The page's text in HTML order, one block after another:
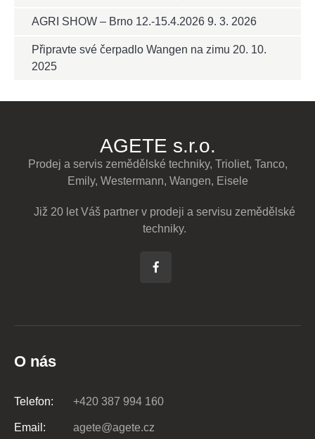
AGRI SHOW – Brno 12.-15.4.2026 9. 3. 2026
Připravte své čerpadlo Wangen na zimu 20. 10.
2025
AGETE s.r.o.
Prodej a servis zemědělské techniky, Trioliet, Tanco,
Emily, Westermann, Wangen, Eisele
Již 20 let Váš partner v prodeji a servisu zemědělské
techniky.
O nás
Telefon: +420 387 994 160
Email: agete@agete.cz